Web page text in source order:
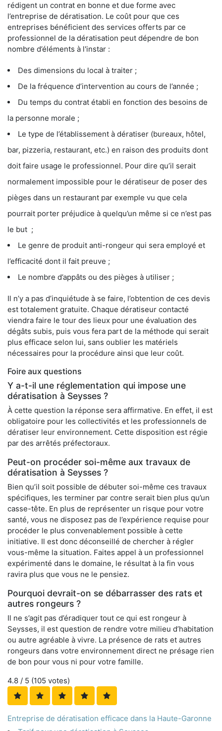
rédigent un contrat en bonne et due forme avec
l’entreprise de dératisation. Le coût pour que ces
entreprises bénéficient des services offerts par ce
professionnel de la dératisation peut dépendre de bon
nombre d’éléments à l'instar :
Des dimensions du local à traiter ;
De la fréquence d’intervention au cours de l’année ;
Du temps du contrat établi en fonction des besoins de
la personne morale ;
Le type de l’établissement à dératiser (bureaux, hôtel,
bar, pizzeria, restaurant, etc.) en raison des produits dont
doit faire usage le professionnel. Pour dire qu’il serait
normalement impossible pour le dératiseur de poser des
pièges dans un restaurant par exemple vu que cela
pourrait porter préjudice à quelqu’un même si ce n’est pas
le but ;
Le genre de produit anti-rongeur qui sera employé et
l’efficacité dont il fait preuve ;
Le nombre d’appâts ou des pièges à utiliser ;
Il n’y a pas d’inquiétude à se faire, l’obtention de ces devis
est totalement gratuite. Chaque dératiseur contacté
viendra faire le tour des lieux pour une évaluation des
dégâts subis, puis vous fera part de la méthode qui serait
plus efficace selon lui, sans oublier les matériels
nécessaires pour la procédure ainsi que leur coût.
Foire aux questions
Y a-t-il une réglementation qui impose une
dératisation à Seysses ?
À cette question la réponse sera affirmative. En effet, il est
obligatoire pour les collectivités et les professionnels de
dératiser leur environnement. Cette disposition est régie
par des arrêtés préfectoraux.
Peut-on procéder soi-même aux travaux de
dératisation à Seysses ?
Bien qu’il soit possible de débuter soi-même ces travaux
spécifiques, les terminer par contre serait bien plus qu’un
casse-tête. En plus de représenter un risque pour votre
santé, vous ne disposez pas de l’expérience requise pour
procéder le plus convenablement possible à cette
initiative. Il est donc déconseillé de chercher à régler
vous-même la situation. Faites appel à un professionnel
expérimenté dans le domaine, le résultat à la fin vous
ravira plus que vous ne le pensiez.
Pourquoi devrait-on se débarrasser des rats et
autres rongeurs ?
Il ne s’agit pas d’éradiquer tout ce qui est rongeur à
Seysses, il est question de rendre votre milieu d’habitation
ou autre agréable à vivre. La présence de rats et autres
rongeurs dans votre environnement direct ne présage rien
de bon pour vous ni pour votre famille.
4.8 / 5 (105 votes)
Entreprise de dératisation efficace dans la Haute-Garonne